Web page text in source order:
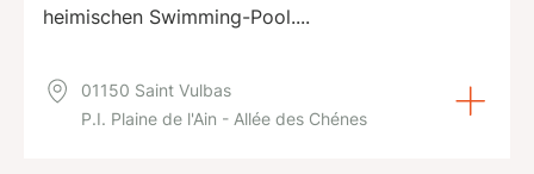
heimischen Swimming-Pool....
01150 Saint Vulbas
P.I. Plaine de l'Ain - Allée des Chénes